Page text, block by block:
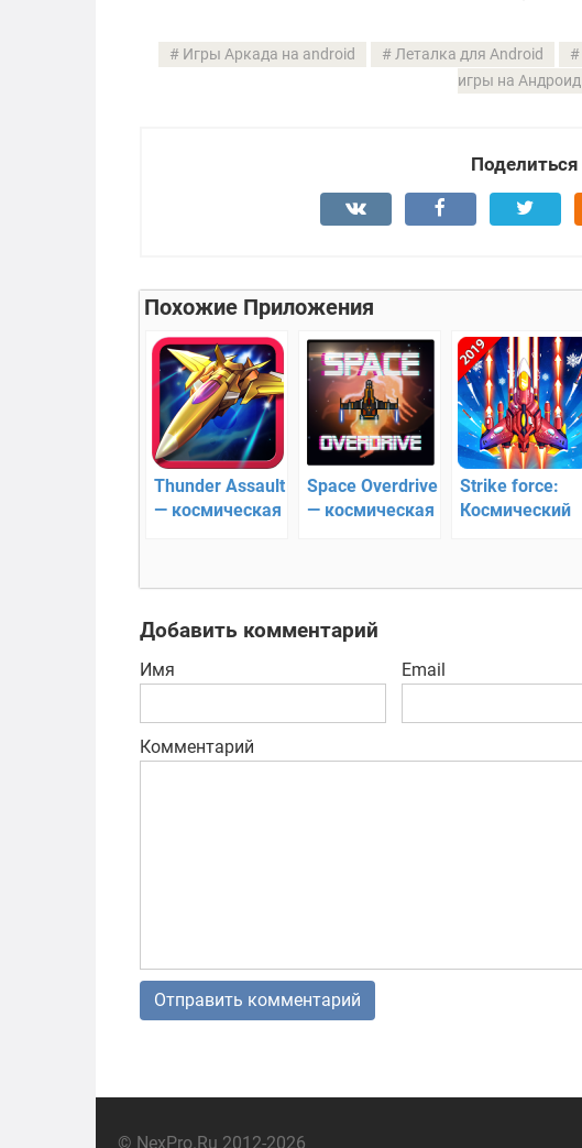
Игры Аркада на android Леталка для Android
игры на Андроид
Поделиться
Похожие Приложения
Thunder Assault
— космическая
Space Overdrive
— космическая
Strike force:
Космический
Добавить комментарий
Имя Email
Комментарий
© NexPro.Ru 2012-2026